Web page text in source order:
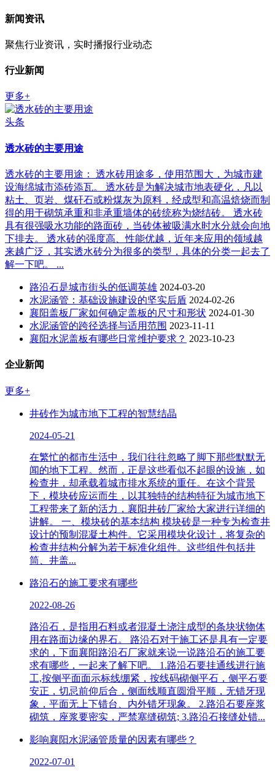
新闻资讯
聚焦行业资讯，实时播报行业动态
行业新闻
更多+
头条
透水砖的主要用途
透水砖的主要用途： 透水砖用途多，使用范围大，为城市建
设海绵城市添砖添瓦。 透水砖是为解决城市地表硬化，凡以
粘土、页岩、煤矸石或粉煤灰为原料，经成型和高温焙烧而制
得的用于砌筑承重和非承重墙体的砖统称为烧结砖。 透水砖
具有很强吸水功能的路面砖，当砖体被吸满水时水分就会向地
下排去。 透水砖的强度高、性能优越，近年来应用的领域越
来越广泛，其实透水砖分为很多的类型，具体的分类一起去了
解一下吧。 ...
路沿石是城市街头的低调英雄 2024-03-20
水泥涵管：基础设施建设的坚实后盾 2024-02-26
襄阳盖板厂家如何确定盖板的尺寸和形状 2024-01-30
水泥涵管的跨径选择与适用范围 2023-11-11
襄阳水泥盖板有哪些日常维护要求？ 2023-10-23
企业新闻
更多+
井砖作为城市地下工程的智慧结晶
2024-05-21
在繁忙的都市生活中，我们往往忽略了脚下那些默默无
闻的地下工程。然而，正是这些看似不起眼的设施，如
检查井，却承载着城市排水系统的重任。在这个背景
下，模块砖应运而生，以其独特的结构特征为城市地下
工程带来了新的活力，襄阳井砖厂家给大家进行详细的
讲解。 一、模块砖的基本结构 模块砖是一种专为检查井
设计的预制混凝土构件。它采用模块化设计，将复杂的
检查井结构分解为若干标准化组件。这些组件包括井
筒、井盖...
路沿石的施工要求有哪些
2022-08-26
路沿石，是指用石料或者混凝土浇注成型的条块状物体
用在路面边缘的界石。 路沿石对于施工还是具有一定要
求的，下面襄阳路沿石厂家就来说一说路沿石的施工要
求有哪些，一起来了解下吧。 1.路沿石要挂通线进行施
工,按侧平面面示标线绷紧，按线码砌侧平石，侧平石要
安正，切忌前仰后合，侧面线顺直圆滑平顺，无错牙现
象，平面无上下错台、内外错牙现象。 2.路沿石要座浆
砌筑，座浆要密实，严禁塞缝砌筑; 3.路沿石接缝处错...
影响襄阳水泥涵管质量的因素有哪些？
2022-07-01